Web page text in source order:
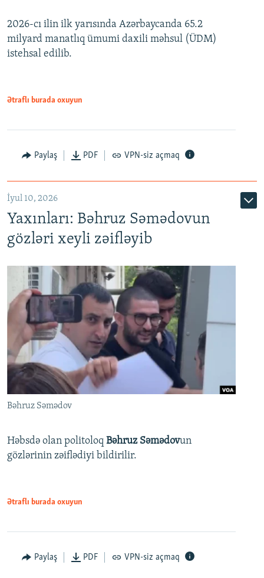
Auto 240p 360p 480p
360p
480p
2026-cı ilin ilk yarısında Azərbaycanda 65.2
milyard manatlıq ümumi daxili məhsul (ÜDM)
istehsal edilib.
Ətraflı burada oxuyun
Paylaş PDF VPN-siz açmaq
İyul 10, 2026
Yaxınları: Bəhruz Səmədovun
gözləri xeyli zəifləyib
Bəhruz Səmədov
Həbsdə olan politoloq Bəhruz Səmədovun
gözlərinin zəiflədiyi bildirilir.
Ətraflı burada oxuyun
Paylaş PDF VPN-siz açmaq